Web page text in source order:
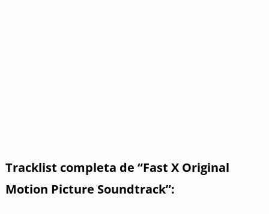
Tracklist completa de “Fast X Original
Motion Picture Soundtrack”: